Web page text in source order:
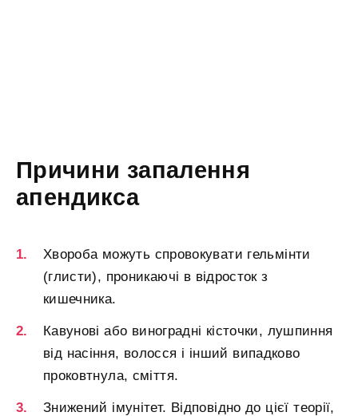
Причини запалення
апендикса
Хвороба можуть спровокувати гельмінти
(глисти), проникаючі в відросток з
кишечника.
Кавунові або виноградні кісточки, лушпиння
від насіння, волосся і інший випадково
проковтнула, сміття.
Знижений імунітет. Відповідно до цієї теорії,